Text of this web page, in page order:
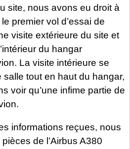
site, nous avons eu droit à
premier vol d’essai de
visite extérieure du site et
du hangar
La visite intérieure se
tout en haut du hangar,
voir qu’une infime partie de
informations reçues, nous
de l’Airbus A380